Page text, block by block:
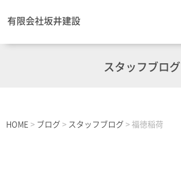
有限会社坂井建設
スタッフブログ
HOME > ブログ > スタッフブログ > 福徳稲荷